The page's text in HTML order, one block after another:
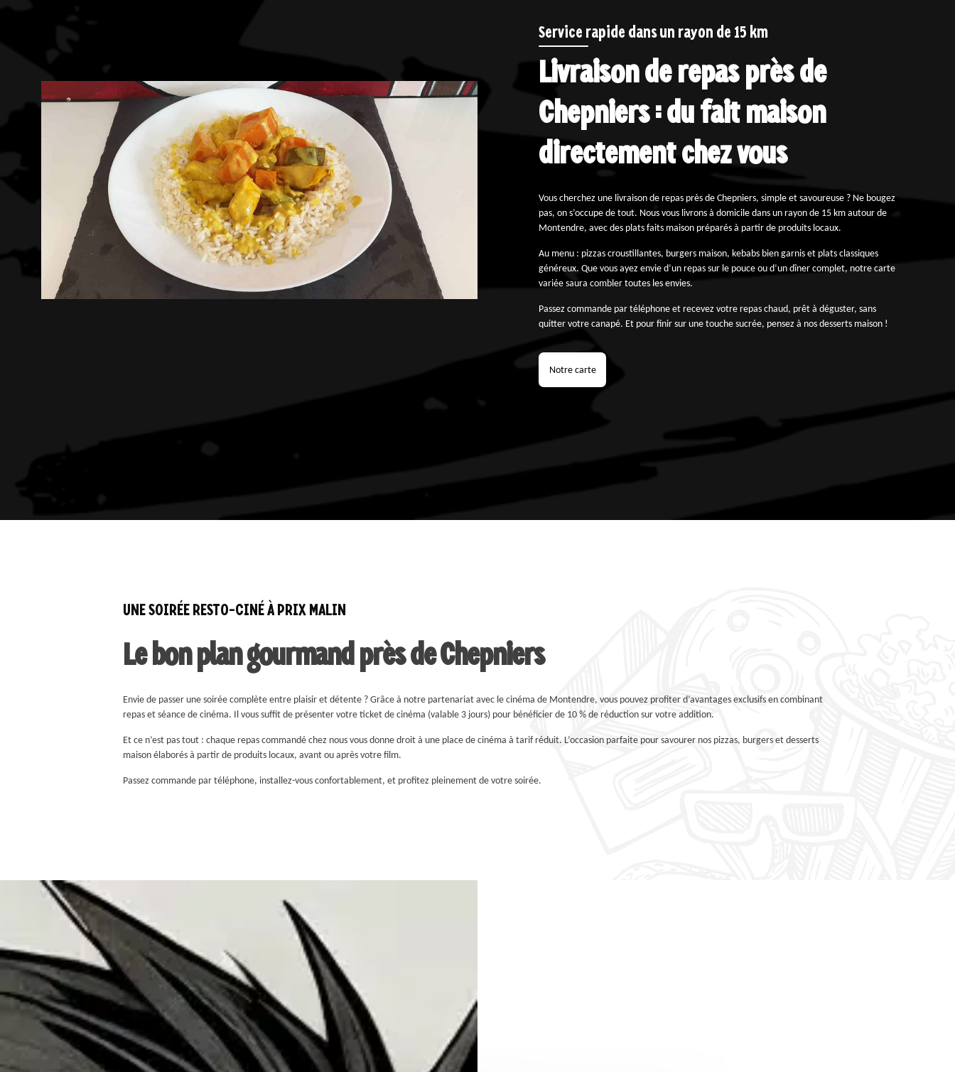
Service rapide dans un rayon de 15 km
Livraison de repas près de
Chepniers : du fait maison
directement chez vous
Vous cherchez une livraison de repas près de Chepniers, simple et savoureuse ? Ne bougez
pas, on s’occupe de tout. Nous vous livrons à domicile dans un rayon de 15 km autour de
Montendre, avec des plats faits maison préparés à partir de produits locaux.
Au menu : pizzas croustillantes, burgers maison, kebabs bien garnis et plats classiques
généreux. Que vous ayez envie d’un repas sur le pouce ou d’un dîner complet, notre carte
variée saura combler toutes les envies.
Passez commande par téléphone et recevez votre repas chaud, prêt à déguster, sans
quitter votre canapé. Et pour finir sur une touche sucrée, pensez à nos desserts maison !
Notre carte
UNE SOIRÉE RESTO-CINÉ À PRIX MALIN
Le bon plan gourmand près de Chepniers
Envie de passer une soirée complète entre plaisir et détente ? Grâce à notre partenariat avec le cinéma de Montendre, vous pouvez profiter d’avantages exclusifs en combinant
repas et séance de cinéma. Il vous suffit de présenter votre ticket de cinéma (valable 3 jours) pour bénéficier de 10 % de réduction sur votre addition.
Et ce n’est pas tout : chaque repas commandé chez nous vous donne droit à une place de cinéma à tarif réduit. L’occasion parfaite pour savourer nos pizzas, burgers et desserts
maison élaborés à partir de produits locaux, avant ou après votre film.
Passez commande par téléphone, installez-vous confortablement, et profitez pleinement de votre soirée.